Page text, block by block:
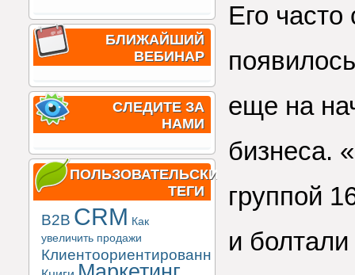
БЛИЖАЙШИЙ
ВЕБИНАР
СЛЕДИТЕ ЗА
НАМИ
ПОЛЬЗОВАТЕЛЬСКИЕ
ТЕГИ
B2B CRM Как
увеличить продажи
Клиентоориентированность
Его
еще на
бизнеса.
группой
и